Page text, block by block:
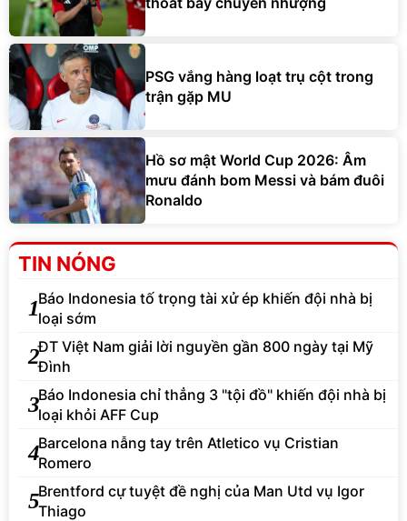
PSG vắng hàng loạt trụ cột trong
trận gặp MU
Hồ sơ mật World Cup 2026: Âm
mưu đánh bom Messi và bám đuôi
Ronaldo
TIN NÓNG
1Báo Indonesia tố trọng tài xử ép khiến đội nhà bị
loại sớm
2ĐT Việt Nam giải lời nguyền gần 800 ngày tại Mỹ
Đình
3Báo Indonesia chỉ thẳng 3 "tội đồ" khiến đội nhà bị
loại khỏi AFF Cup
4Barcelona nẫng tay trên Atletico vụ Cristian
Romero
5Brentford cự tuyệt đề nghị của Man Utd vụ Igor
Thiago